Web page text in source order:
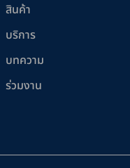
สินค้า
บริการ
บทความ
ร่วมงาน